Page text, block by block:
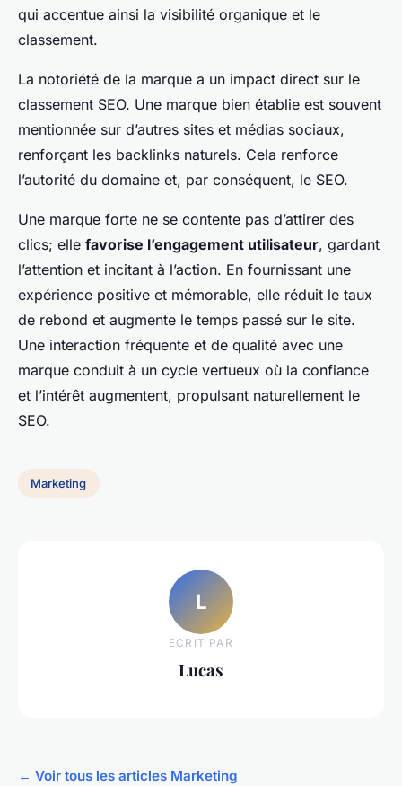
qui accentue ainsi la visibilité organique et le
classement.
La notoriété de la marque a un impact direct sur le
classement SEO. Une marque bien établie est souvent
mentionnée sur d’autres sites et médias sociaux,
renforçant les backlinks naturels. Cela renforce
l’autorité du domaine et, par conséquent, le SEO.
Une marque forte ne se contente pas d’attirer des
clics; elle favorise l’engagement utilisateur, gardant
l’attention et incitant à l’action. En fournissant une
expérience positive et mémorable, elle réduit le taux
de rebond et augmente le temps passé sur le site.
Une interaction fréquente et de qualité avec une
marque conduit à un cycle vertueux où la confiance
et l’intérêt augmentent, propulsant naturellement le
SEO.
Marketing
L
ECRIT PAR
Lucas
← Voir tous les articles Marketing